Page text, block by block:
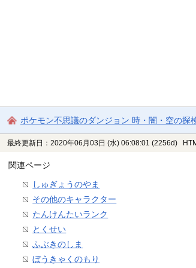
ポケモン不思議のダンジョン 時・闇・空の探
最終更新日：2020年06月03日 (水) 06:08:01 (2256d)
関連ページ
しゅぎょうのやま
その他のキャラクター
たんけんたいランク
とくせい
ふぶきのしま
ぼうきゃくのもり